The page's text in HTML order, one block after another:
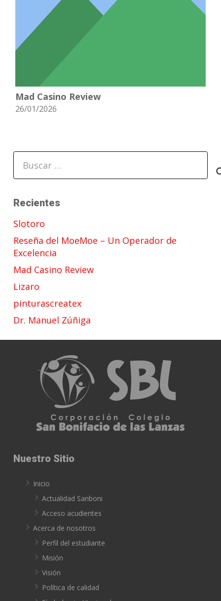
Mad Casino Review
26/01/2026
Recientes
Slotoro
Reseña del MoeMoe – Un Operador de
Excelencia
Mad Casino Review
Lizaro
pinturascreatex
Dr. Manuel Zúñiga
Nuestro Sitio
Inicio
Actualidad Sanboni
Acceso acudientes
Acerca de nosotros
Perfil del estudiante
Misión
Visión
Política de calidad